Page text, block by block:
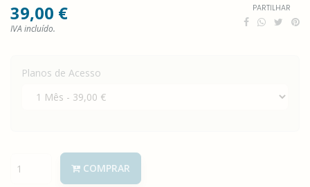
39,00 €
IVA incluído.
PARTILHAR
Planos de Acesso
COMPRAR